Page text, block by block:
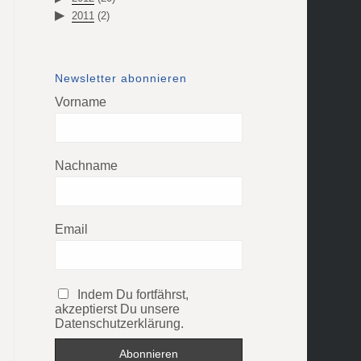
2011 (2)
Newsletter abonnieren
Vorname
Nachname
Email
Indem Du fortfährst,
akzeptierst Du unsere
Datenschutzerklärung.